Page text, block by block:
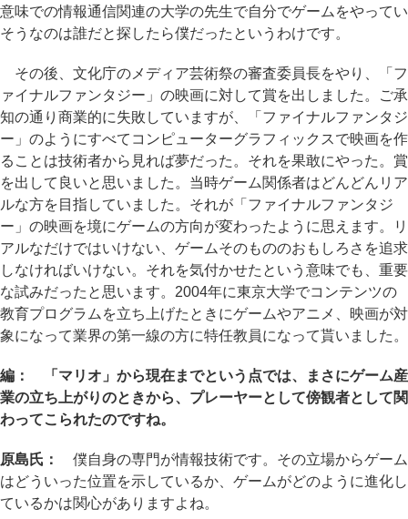
意味での情報通信関連の大学の先生で自分でゲームをやってい
そうなのは誰だと探したら僕だったというわけです。
その後、文化庁のメディア芸術祭の審査委員長をやり、「フ
ァイナルファンタジー」の映画に対して賞を出しました。ご承
知の通り商業的に失敗していますが、「ファイナルファンタジ
ー」のようにすべてコンピューターグラフィックスで映画を作
ることは技術者から見れば夢だった。それを果敢にやった。賞
を出して良いと思いました。当時ゲーム関係者はどんどんリア
ルな方を目指していました。それが「ファイナルファンタジ
ー」の映画を境にゲームの方向が変わったように思えます。リ
アルなだけではいけない、ゲームそのもののおもしろさを追求
しなければいけない。それを気付かせたという意味でも、重要
な試みだったと思います。2004年に東京大学でコンテンツの
教育プログラムを立ち上げたときにゲームやアニメ、映画が対
象になって業界の第一線の方に特任教員になって貰いました。
編： 「マリオ」から現在までという点では、まさにゲーム産
業の立ち上がりのときから、プレーヤーとして傍観者として関
わってこられたのですね。
原島氏：
僕自身の専門が情報技術です。その立場からゲーム
はどういった位置を示しているか、ゲームがどのように進化し
ているかは関心がありますよね。